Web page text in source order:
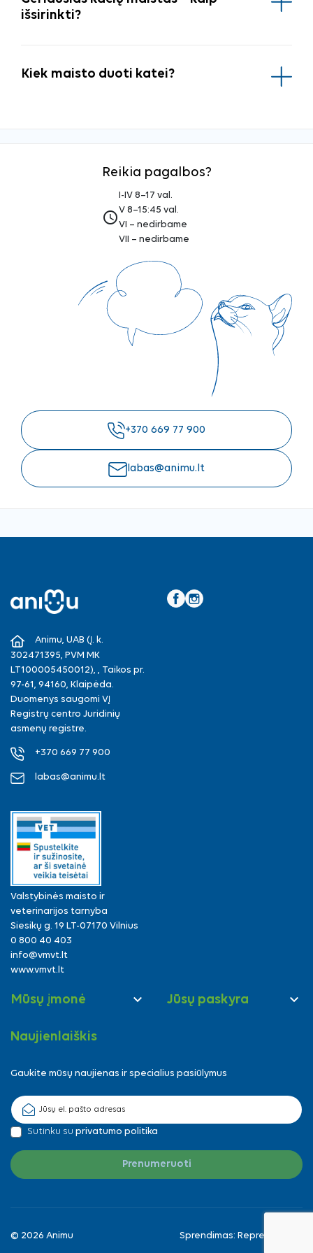
išsirinkti?
Kiek maisto duoti katei?
Reikia pagalbos?
access_time
I-IV 8–17 val.
V 8–15:45 val.
VI – nedirbame
VII – nedirbame
+370 669 77 900
labas@animu.lt
Animu, UAB (Į. k.
302471395, PVM MK
LT100005450012), , Taikos pr.
97-61, 94160, Klaipėda.
Duomenys saugomi VĮ
Registrų centro Juridinių
asmenų registre.
+370 669 77 900
labas@animu.lt
Valstybinės maisto ir
veterinarijos tarnyba
Siesikų g. 19 LT-07170 Vilnius
0 800 40 403
info@vmvt.lt
www.vmvt.lt
Mūsų įmonė  Jūsų paskyra 
Naujienlaiškis
Gaukite mūsų naujienas ir specialius pasiūlymus
Sutinku su privatumo politika
© 2026 Animu Sprendimas: Reprezentuok